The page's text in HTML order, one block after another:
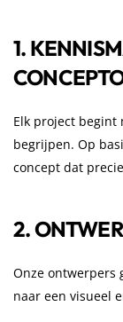
1.
Elk project begint
begrijpen. Op
concept dat
2.
Onze ontwerpers
naar een visueel